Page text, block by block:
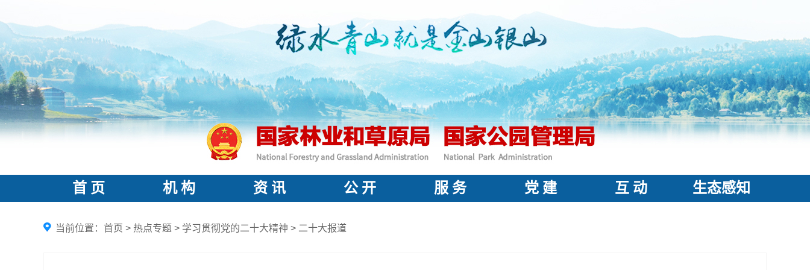
首 页 机 构 资 讯 公 开 服 务 党 建 互 动 生态感知
当前位置： 首页 > 热点专题 > 学习贯彻党的二十大精神 > 二十大报道